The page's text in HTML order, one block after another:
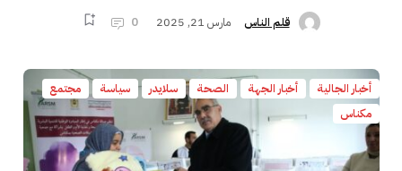
قلم الناس مارس 21, 2025 0
أخبار الجالية أخبار الجهة الصحة سلايدر سياسة
مجتمع
مكناس